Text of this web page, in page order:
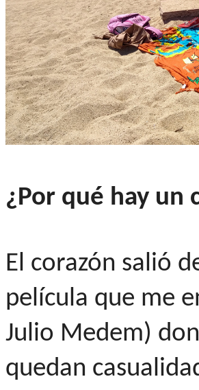
¿Por qué hay un
El corazón salió
película que me
Julio Medem)
quedan